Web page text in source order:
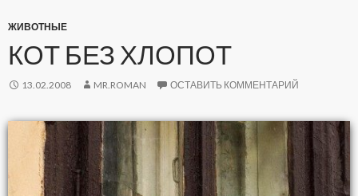
ЖИВОТНЫЕ
КОТ БЕЗ ХЛОПОТ
13.02.2008 MR.ROMAN ОСТАВИТЬ КОММЕНТАРИЙ